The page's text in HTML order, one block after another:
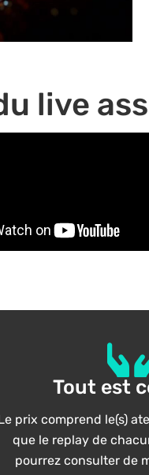
live
Tout est
prix comprend le(s)
que le replay de
pourrez consulter de